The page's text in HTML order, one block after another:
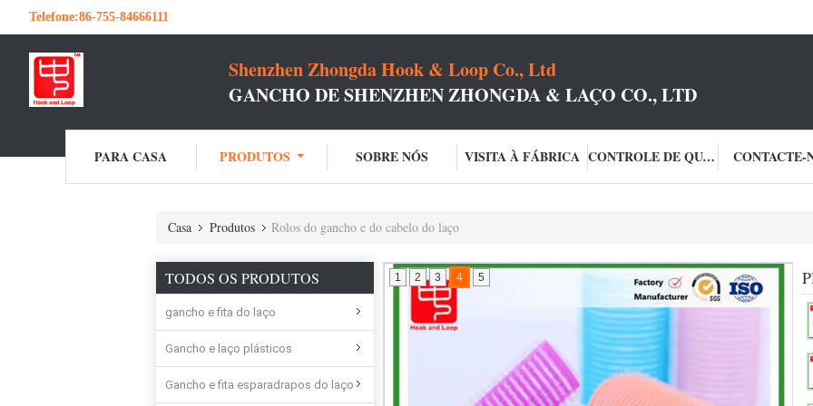
Telefone:86-755-84666111
Shenzhen Zhongda Hook & Loop Co., Ltd
GANCHO DE SHENZHEN ZHONGDA & LAÇO CO., LTD
PARA CASA PRODUTOS SOBRE NÓS VISITA À FÁBRICA CONTROLE DE QUALIDADE CONTACTE-
Casa Produtos Rolos do gancho e do cabelo do laço
TODOS OS PRODUTOS
gancho e fita do laço
Gancho e laço plásticos
Gancho e fita esparadrapos do laço
1 2 3 4 5